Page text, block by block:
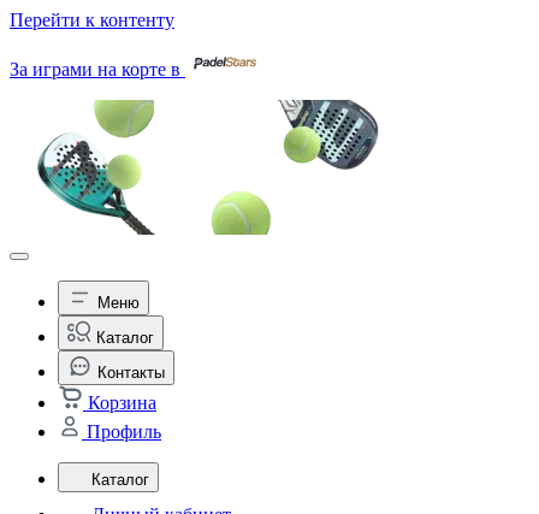
Перейти к контенту
За играми на корте в
Меню
Каталог
Контакты
Корзина
Профиль
Каталог